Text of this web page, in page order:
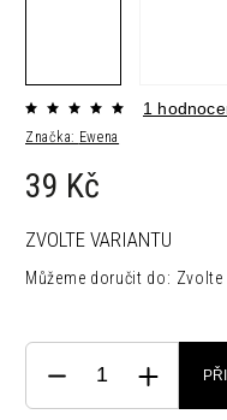
Značka: Ewena
1
39 Kč
ZVOLTE VARIANTU
Můžeme doručit do: Zvolte